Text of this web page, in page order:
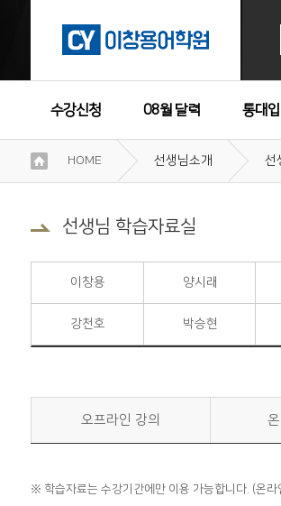
수강신청 08월 달력 통대
수강후기
HOME 선생님소개 선
선생님 학습자료실
이창용 양시래
강천호 박승현
오프라인 강의
※ 학습자료는 수강기간에만 이용 가능합니다. (온